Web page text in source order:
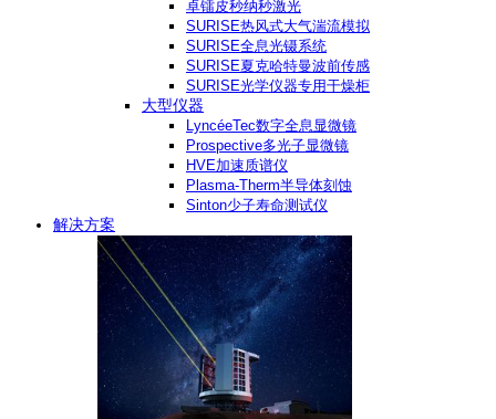
卓镭皮秒纳秒激光
SURISE热风式大气湍流模拟
SURISE全息光镊系统
SURISE夏克哈特曼波前传感
SURISE光学仪器专用干燥柜
大型仪器
LyncéeTec数字全息显微镜
Prospective多光子显微镜
HVE加速质谱仪
Plasma-Therm半导体刻蚀
Sinton少子寿命测试仪
解决方案